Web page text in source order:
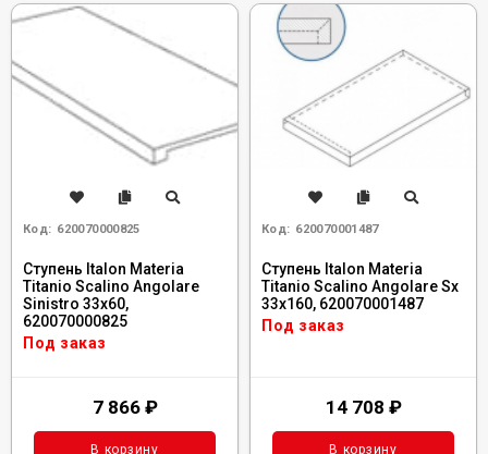
Код: 620070000825
Ступень Italon Materia
Titanio Scalino Angolare
Sinistro 33x60,
620070000825
Под заказ
7 866 ₽
В корзину
Код: 620070001487
Ступень Italon Materia
Titanio Scalino Angolare Sx
33x160, 620070001487
Под заказ
14 708 ₽
В корзину